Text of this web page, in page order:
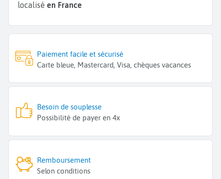
localisé en France
Paiement facile et sécurisé
Carte bleue, Mastercard, Visa, chèques vacances
Besoin de souplesse
Possibilité de payer en 4x
Remboursement
Selon conditions